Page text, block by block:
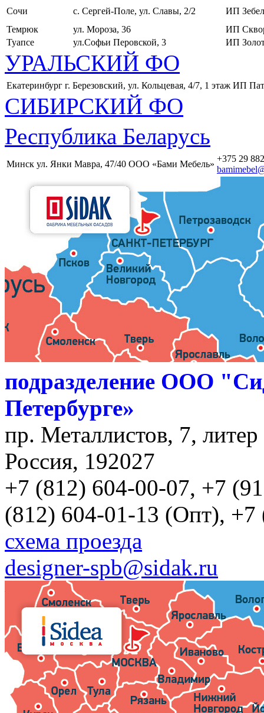
Сочи с. Сергей-Поле, ул. Славы, 2/2
ИП
Темрюк
ул. Мороза, 36
ИП
Туапсе
ул.Софьи Перовской, 3 ИП
УРАЛЬСКИЙ ФО
Екатеринбург г. Березовский, ул. Кольцевая, 4/7, 1 этаж ИП
СИБИРСКИЙ ФО
Республика Беларусь
Минск ул. Янки Мавра, 47/40 ООО «Бами Мебель»
+375 29
подразделение ООО
Петербурге»
пр. Металлистов, 7,
Россия, 192027
+7 (812) 604-00-07, +7
(812) 604-01-13 (Опт), +7
схема проезда
designer-spb@sidak.ru